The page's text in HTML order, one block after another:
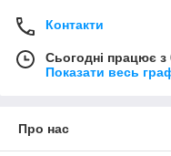
Контакти
Сьогодні працює з
Показати весь
Про нас